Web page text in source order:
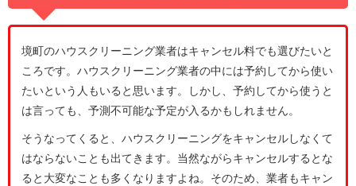
境町のハウスクリーニング業者はキャンセル料でも選びたいと
ころです。ハウスクリーニング業者の中には予約してから使い
たいという人もいると思います。しかし、予約してから使うと
は言っても、予測不可能な予定が入るかもしれません。
そうなってくると、ハウスクリーニングをキャンセルしなくて
はならないことも出てきます。当然ながらキャンセルするとな
ると大変なことも多くなりますよね。そのため、業者もキャン